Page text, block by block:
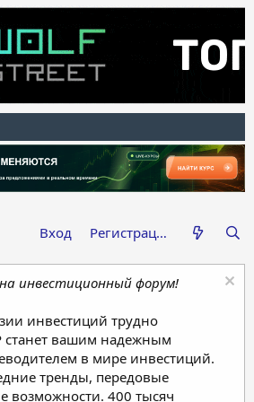
Вход Регистрация
инвестиционный форум!
инвестиций трудно
станет вашим надежным
в мире инвестиций.
тренды, передовые
возможности. 400 тысяч